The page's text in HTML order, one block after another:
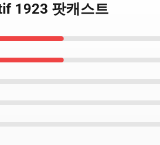
1923 팟캐스트